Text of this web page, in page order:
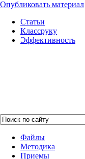
Опубликовать материал
Статьи
Классруку
Эффективность
Файлы
Методика
Приемы